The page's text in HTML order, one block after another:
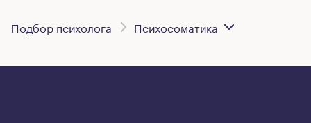
Подбор психолога Психосоматика